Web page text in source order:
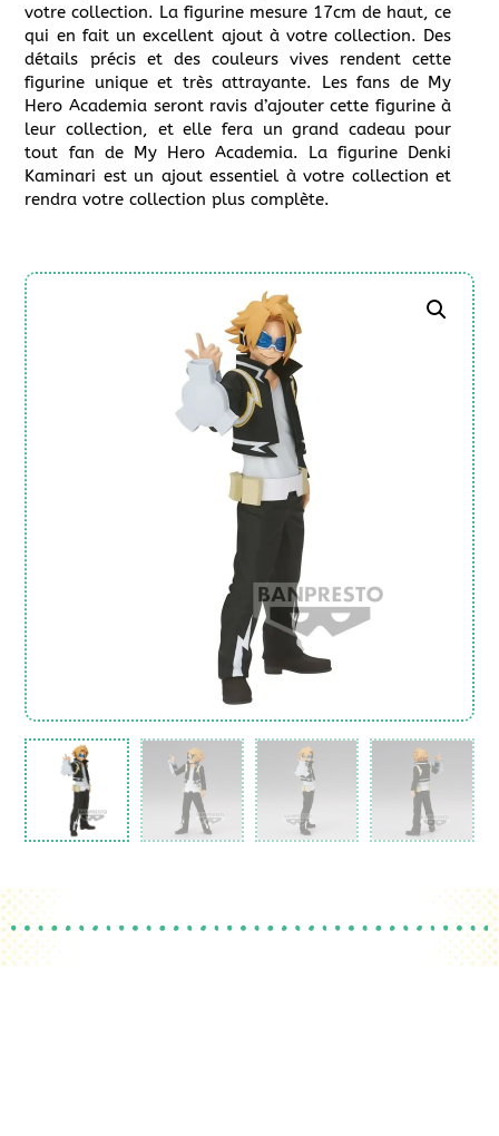
votre collection. La figurine mesure 17cm de haut, ce
qui en fait un excellent ajout à votre collection. Des
détails précis et des couleurs vives rendent cette
figurine unique et très attrayante. Les fans de My
Hero Academia seront ravis d’ajouter cette figurine à
leur collection, et elle fera un grand cadeau pour
tout fan de My Hero Academia. La figurine Denki
Kaminari est un ajout essentiel à votre collection et
rendra votre collection plus complète.